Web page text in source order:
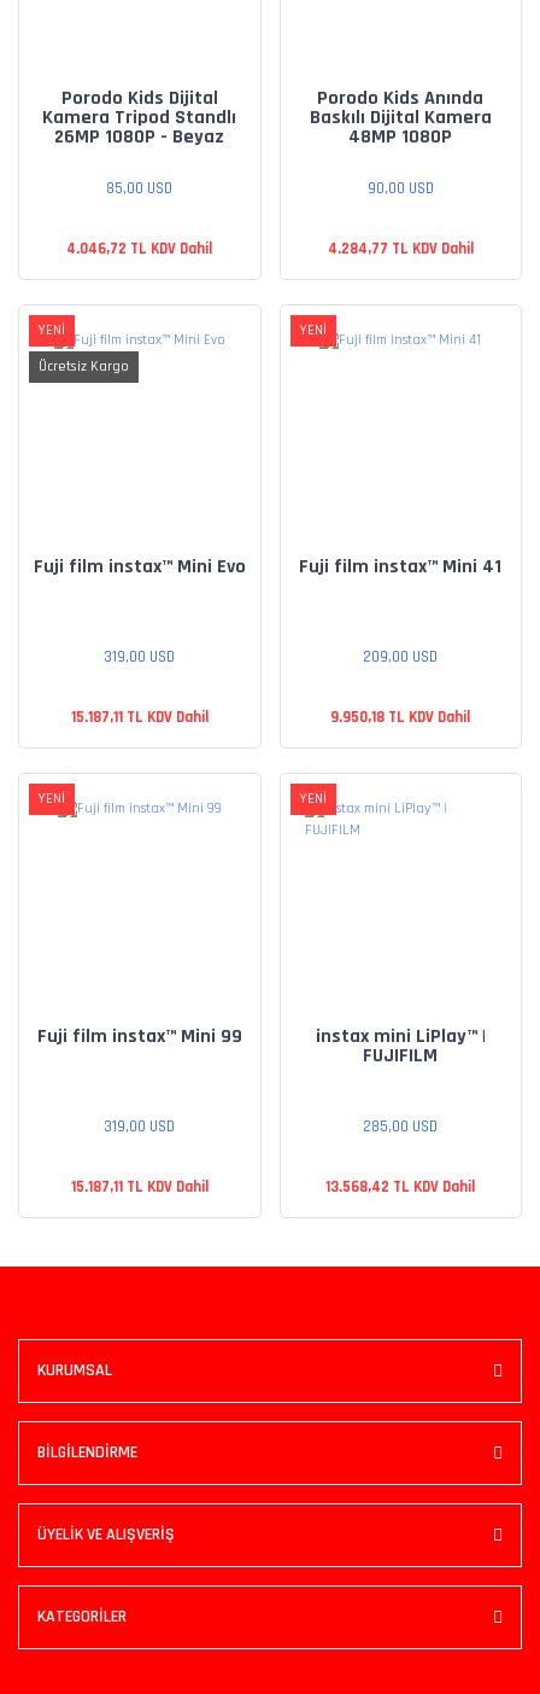
Porodo Kids Dijital
Kamera Tripod Standlı
26MP 1080P - Beyaz
85,00 USD
4.046,72 TL KDV Dahil
Porodo Kids Anında
Baskılı Dijital Kamera
48MP 1080P
90,00 USD
4.284,77 TL KDV Dahil
YENİ
Ücretsiz Kargo
Fuji film instax™ Mini Evo
319,00 USD
15.187,11 TL KDV Dahil
YENİ
Fuji film instax™ Mini 41
209,00 USD
9.950,18 TL KDV Dahil
YENİ
Fuji film instax™ Mini 99
319,00 USD
15.187,11 TL KDV Dahil
YENİ
instax mini LiPlay™ |
FUJIFILM
285,00 USD
13.568,42 TL KDV Dahil
KURUMSAL
BİLGİLENDİRME
ÜYELİK VE ALIŞVERİŞ
KATEGORİLER